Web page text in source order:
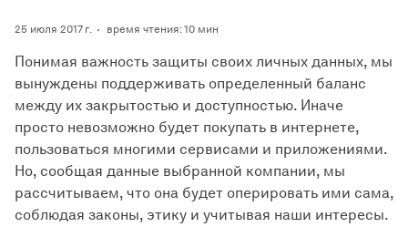
25 июля 2017 г. время чтения: 10 мин
Понимая важность защиты своих личных данных, мы
вынуждены поддерживать определенный баланс
между их закрытостью и доступностью. Иначе
просто невозможно будет покупать в интернете,
пользоваться многими сервисами и приложениями.
Но, сообщая данные выбранной компании, мы
рассчитываем, что она будет оперировать ими сама,
соблюдая законы, этику и учитывая наши интересы.